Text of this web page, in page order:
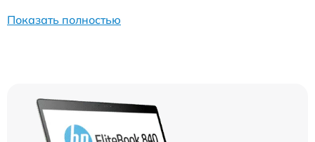
Показать полностью